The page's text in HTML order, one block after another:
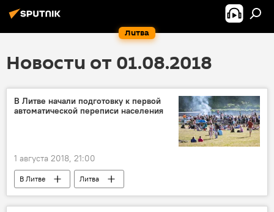
Литва
Новости от 01.08.2018
В Литве начали подготовку к первой
автоматической переписи населения
1 августа 2018, 21:00
В Литве Литва